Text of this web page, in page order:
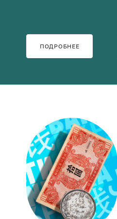
ПОДРОБНЕЕ